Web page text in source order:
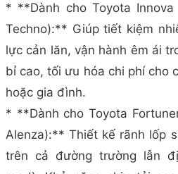
* **Dành cho Toyota
Techno):** Giúp tiết kiệm
lực cản lăn, vận hành êm ái
bỉ cao, tối ưu hóa chi phí cho
hoặc gia đình.
* **Dành cho Toyota
Alenza):** Thiết kế rãnh lốp
trên cả đường trường lẫn